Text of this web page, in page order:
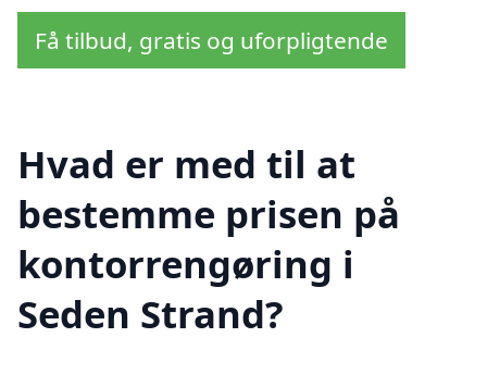
Få tilbud, gratis og uforpligtende
Hvad er med til at
bestemme prisen på
kontorrengøring i
Seden Strand?